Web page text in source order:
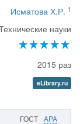
Исматова Х.Р. 1
науки
2015 раз
eLibrary.ru
ГОСТ APA